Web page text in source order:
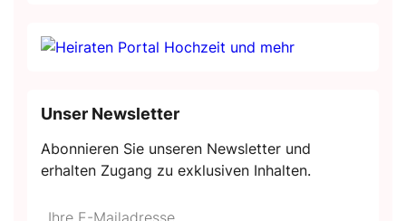
Unser Newsletter
Abonnieren Sie unseren Newsletter und
erhalten Zugang zu exklusiven Inhalten.
Do
*Ihre